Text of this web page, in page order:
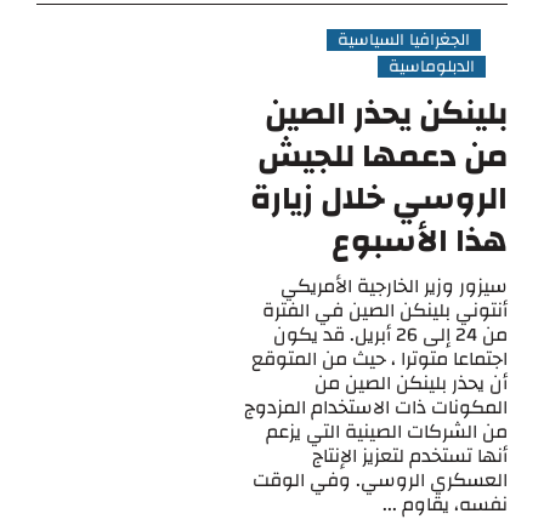
الجغرافيا السياسية
الدبلوماسية
بلينكن يحذر الصين
من دعمها للجيش
الروسي خلال زيارة
هذا الأسبوع
سيزور وزير الخارجية الأمريكي
أنتوني بلينكن الصين في الفترة
من 24 إلى 26 أبريل. قد يكون
اجتماعا متوترا ، حيث من المتوقع
أن يحذر بلينكن الصين من
المكونات ذات الاستخدام المزدوج
من الشركات الصينية التي يزعم
أنها تستخدم لتعزيز الإنتاج
العسكري الروسي. وفي الوقت
نفسه، يقاوم ...